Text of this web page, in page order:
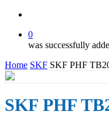
0
was successfully
Home SKF SKF PHF
SKF PHF